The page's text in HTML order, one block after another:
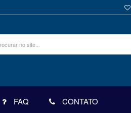
FAQ CONTATO